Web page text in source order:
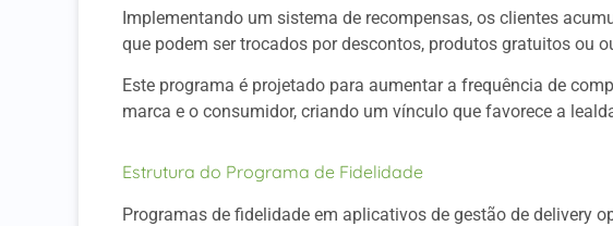
Implementando um sistema de recompensas, os clientes
que podem ser trocados por descontos, produtos gratuitos ou
Este programa é projetado para aumentar a frequência de
marca e o consumidor, criando um vínculo que favorece a
Estrutura do Programa de Fidelidade
Programas de fidelidade em aplicativos de gestão de delivery